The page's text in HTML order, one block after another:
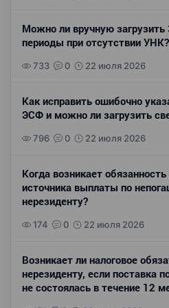
Можно ли вручную
периоды при отсутствии УНК?
733 0 22 июля 2026
Как исправить ошибочно
ЭСФ и можно ли загрузить
796 0 22 июля 2026
Когда возникает
источника выплаты по
нерезиденту?
174 0 22 июля 2026
Возникает ли налоговое
нерезиденту, если поставка
не состоялась в течение 12